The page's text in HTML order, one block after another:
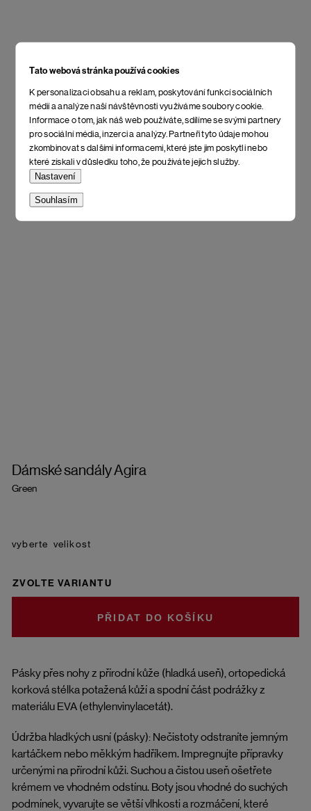
Tato webová stránka používá cookies
K personalizaci obsahu a reklam, poskytování funkcí sociálních
médií a analýze naší návštěvnosti využíváme soubory cookie.
Informace o tom, jak náš web používáte, sdílíme se svými partnery
pro sociální média, inzerci a analýzy. Partneři tyto údaje mohou
zkombinovat s dalšími informacemi, které jste jim poskytli nebo
které získali v důsledku toho, že používáte jejich služby.
Nastavení
Souhlasím
Dámské sandály Agira
Green
Pásky přes nohy z přírodní kůže (hladká useň), ortopedická
korková stélka potažená kůží a spodní část podrážky z
materiálu EVA (ethylenvinylacetát).
Údržba hladkých usní (pásky): Nečistoty odstraníte jemným
kartáčkem nebo měkkým hadříkem. Impregnujte přípravky
určenými na přírodní kůži. Suchou a čistou useň ošetřete
krémem ve vhodném odstínu. Boty jsou vhodné do suchých
podmínek, vyvarujte se větší vlhkosti a rozmáčení, které
velikost
ZVOLTE VARIANTU
DO KOŠÍKU